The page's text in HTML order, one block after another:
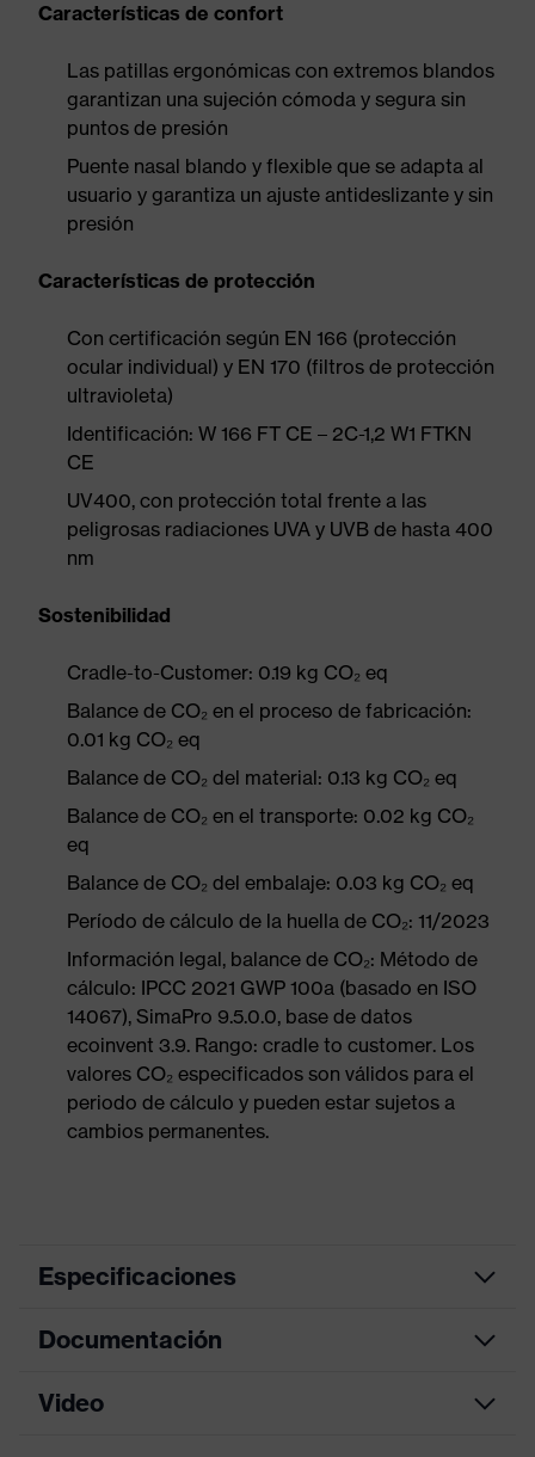
Características de confort
Las patillas ergonómicas con extremos blandos
garantizan una sujeción cómoda y segura sin
puntos de presión
Puente nasal blando y flexible que se adapta al
usuario y garantiza un ajuste antideslizante y sin
presión
Características de protección
Con certificación según EN 166 (protección
ocular individual) y EN 170 (filtros de protección
ultravioleta)
Identificación: W 166 FT CE – 2C-1,2 W1 FTKN
CE
UV400, con protección total frente a las
peligrosas radiaciones UVA y UVB de hasta 400
nm
Sostenibilidad
Cradle-to-Customer: 0.19 kg CO₂ eq
Balance de CO₂ en el proceso de fabricación:
0.01 kg CO₂ eq
Balance de CO₂ del material: 0.13 kg CO₂ eq
Balance de CO₂ en el transporte: 0.02 kg CO₂
eq
Balance de CO₂ del embalaje: 0.03 kg CO₂ eq
Período de cálculo de la huella de CO₂: 11/2023
Información legal, balance de CO₂: Método de
cálculo: IPCC 2021 GWP 100a (basado en ISO
14067), SimaPro 9.5.0.0, base de datos
ecoinvent 3.9. Rango: cradle to customer. Los
valores CO₂ especificados son válidos para el
periodo de cálculo y pueden estar sujetos a
cambios permanentes.
Especificaciones
Color de
azul, antracita
color de
Documentación
Hoja de datos
Video